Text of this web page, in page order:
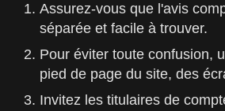
Assurez-vous que l'avis
séparée et facile à trouver.
Pour éviter toute confusion,
pied de page du site, des
Invitez les titulaires de